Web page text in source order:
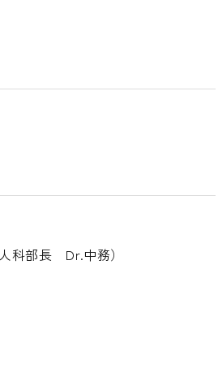
科部長 Dr.中務）